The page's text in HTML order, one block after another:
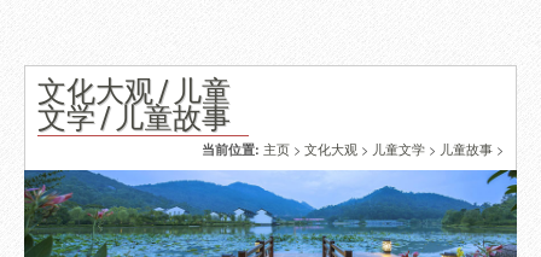
文化大观 / 儿童
文学 / 儿童故事
当前位置: 主页 > 文化大观 > 儿童文学 > 儿童故事 >